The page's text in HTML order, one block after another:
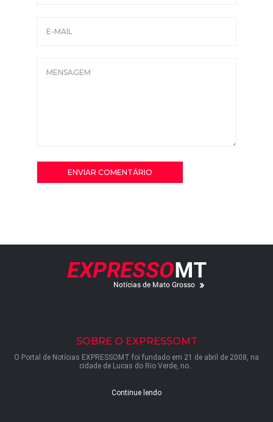
SOBRE O EXPRESSOMT
O Portal de Notícias EXPRESSOMT foi fundado em 21 de abril de 2008, na
cidade de Lucas do Rio Verde, no...
Continue lendo